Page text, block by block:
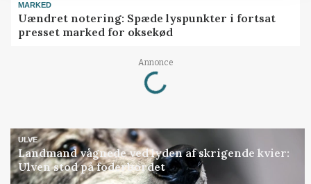
MARKED
Uændret notering: Spæde lyspunkter i fortsat
presset marked for oksekød
Annonce
Loading...
ULVE
Landmand vågnede ved lyden af skrigende kvier:
Ulven stod på foderbordet